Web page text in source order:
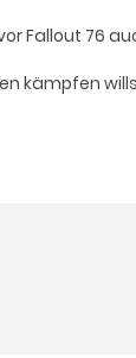
Fallout 76
kämpfen